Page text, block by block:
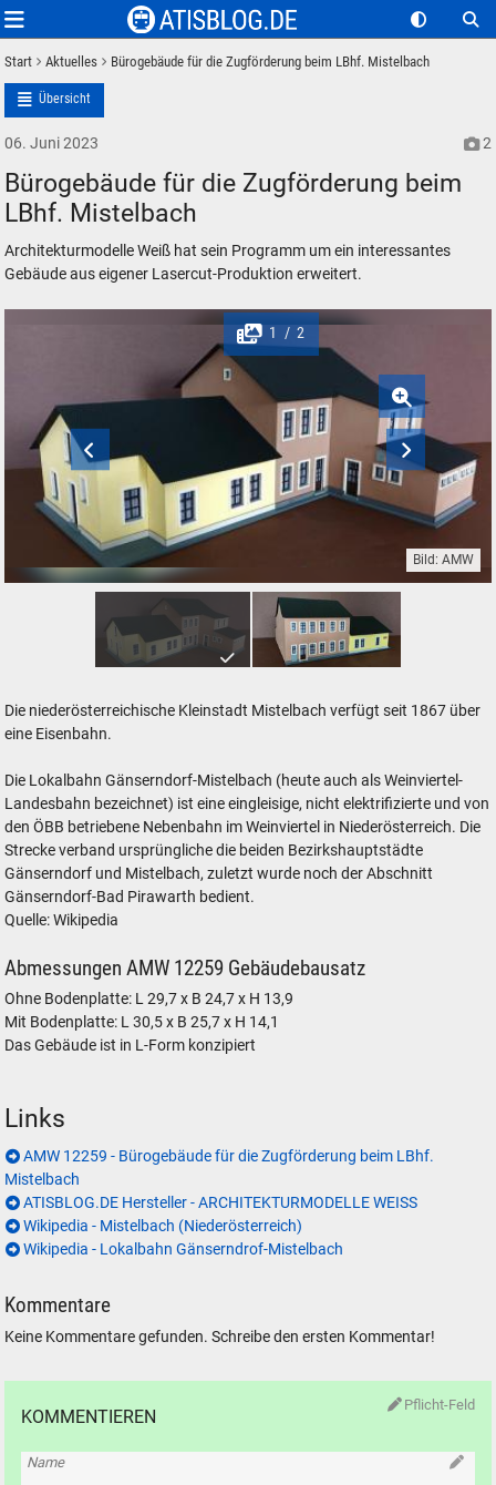
Start Aktuelles Bürogebäude für die Zugförderung beim LBhf. Mistelbach
Übersicht
06. Juni 2023 2
Bürogebäude für die Zugförderung beim
LBhf. Mistelbach
Architekturmodelle Weiß hat sein Programm um ein interessantes
Gebäude aus eigener Lasercut-Produktion erweitert.
Architekturmodelle Weiss AMW 12259 - Bürogebäude für die
Bild: AMW
1 / 2
Die niederösterreichische Kleinstadt Mistelbach verfügt seit 1867 über
eine Eisenbahn.
Die Lokalbahn Gänserndorf-Mistelbach (heute auch als Weinviertel-
Landesbahn bezeichnet) ist eine eingleisige, nicht elektrifizierte und von
den ÖBB betriebene Nebenbahn im Weinviertel in Niederösterreich. Die
Strecke verband ursprüngliche die beiden Bezirkshauptstädte
Gänserndorf und Mistelbach, zuletzt wurde noch der Abschnitt
Gänserndorf-Bad Pirawarth bedient.
Quelle: Wikipedia
Abmessungen AMW 12259 Gebäudebausatz
Ohne Bodenplatte: L 29,7 x B 24,7 x H 13,9
Mit Bodenplatte: L 30,5 x B 25,7 x H 14,1
Das Gebäude ist in L-Form konzipiert
Links
AMW 12259 - Bürogebäude für die Zugförderung beim LBhf.
Mistelbach
ATISBLOG.DE Hersteller - ARCHITEKTURMODELLE WEISS
Wikipedia - Mistelbach (Niederösterreich)
Wikipedia - Lokalbahn Gänserndrof-Mistelbach
Kommentare
Keine Kommentare gefunden. Schreibe den ersten Kommentar!
Pflicht-Feld
KOMMENTIEREN
Name